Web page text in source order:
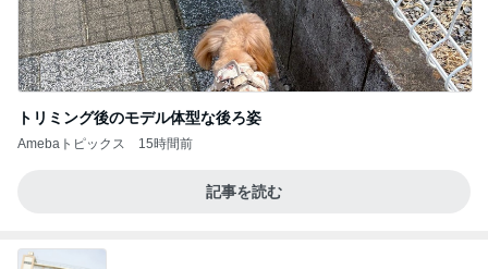
トリミング後のモデル体型な後ろ姿
Amebaトピックス 15時間前
記事を読む